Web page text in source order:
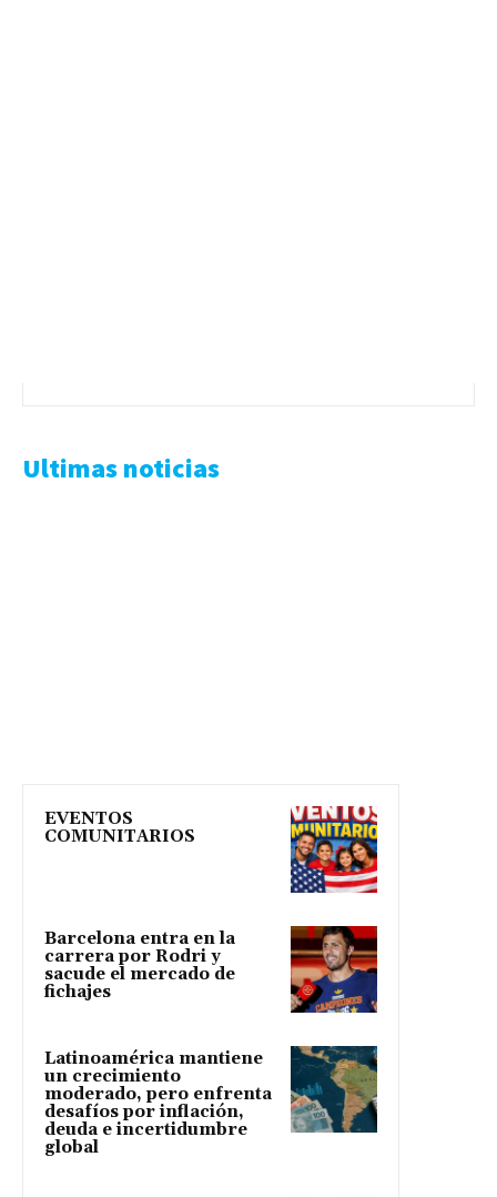
Ultimas noticias
EVENTOS
COMUNITARIOS
Barcelona entra en la
carrera por Rodri y
sacude el mercado de
fichajes
Latinoamérica mantiene
un crecimiento
moderado, pero enfrenta
desafíos por inflación,
deuda e incertidumbre
global